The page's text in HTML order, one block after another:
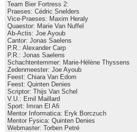
Team Bier Fortress 2:
Praeses: Cédric Snelders
Vice-Praeses: Maxim Heraly
Quaestor: Marie Van Nuffel
Ab-Actis: Joe Ayoub
Cantor: Jonas Saelens
P.R.: Alexander Carp
P.R.: Jonas Saelens
Schachtentemmer: Marie-Hélène Thyssens
Zedenmeester: Joe Ayoub
Feest: Chiara Van Edom
Feest: Quinten Denies
Scriptor: Thijs Van Schel
V.U.: Emil Maillard
Sport: Imran El Afi
Mentor Informatica: Eryk Borczuch
Mentor Fysica: Quinten Denies
Webmaster: Torben Petré